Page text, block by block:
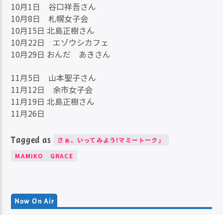
10月1日 谷口祥吾さん
10月8日 札幌女子会
10月15日 北島正樹さん
10月22日 エゾウシカフェ
10月29日 おんだ あきさん
11月5日 山本聖子さん
11月12日 余市女子会
11月19日 北島正樹さん
11月26日
Tagged as
さぁ、いってみよう!マミートーク」
MAMIKO GRACE
Now On Air